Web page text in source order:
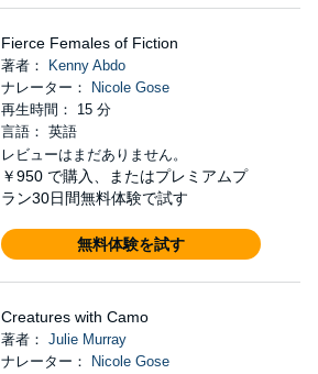
Fierce Females of Fiction
著者：
Kenny Abdo
ナレーター：
Nicole Gose
再生時間： 15 分
言語： 英語
レビューはまだありません。
￥950 で購入、またはプレミアムプ
ラン30日間無料体験で試す
無料体験を試す
Creatures with Camo
著者： Julie Murray
ナレーター：
Nicole Gose